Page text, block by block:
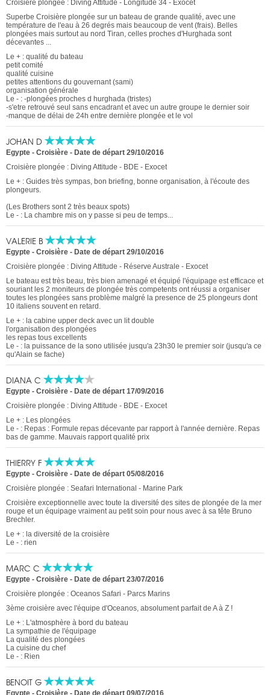
Croisière plongée : Diving Attitude - Longitude 34 - Exocet
Superbe Croisière plongée sur un bateau de grande qualité, avec une
température de l'eau à 26 degrés mais beaucoup de vent (frais). Belles
plongées mais surtout au nord Tiran, celles proches d'Hurghada sont
décevantes ...
Le + : qualité du bateau
petit comité
qualité cuisine
petites attentions du gouvernant (sami)
organisation générale
Le - : -plongées proches d hurghada (tristes)
-s'etre retrouvé seul sans encadrant et avec un autre groupe le dernier soir
-manque de délai de 24h entre dernière plongée et le vol
JOHAN D
Egypte - Croisière - Date de départ 29/10/2016
Croisière plongée : Diving Attitude - BDE - Exocet
Le + : Guides très sympas, bon briefing, bonne organisation, à l'écoute des
plongeurs.
(Les Brothers sont 2 très beaux spots)
Le - : La chambre mis on y passe si peu de temps...
VALERIE B
Egypte - Croisière - Date de départ 29/10/2016
Croisière plongée : Diving Attitude - Réserve Australe - Exocet
Le bateau est très beau, très bien amenagé et équipé l'équipage est efficace et
souriant les 2 moniteurs de plongée très competents ont réussi a organiser
toutes les plongées sans problème malgré la presence de 25 plongeurs dont
10 italiens souvent en retard.
Le + : la cabine upper deck avec un lit double
l'organisation des plongées
les repas tous excellents
Le - : la puissance de la sono utilisée jusqu'a 23h30 le premier soir (jusqu'a ce
qu'Alain se fache)
DIANA C
Egypte - Croisière - Date de départ 17/09/2016
Croisière plongée : Diving Attitude - BDE - Exocet
Le + : Les plongées
Le - : Repas : Formule repas décevante par rapport à l'année dernière. Repas
bas de gamme. Mauvais rapport qualité prix
THIERRY F
Egypte - Croisière - Date de départ 05/08/2016
Croisière plongée : Seafari International - Marine Park
Croisière exceptionnelle avec toute la diversité des sites de plongée de la mer
rouge et un équipage vraiment au petit soin pour nous avec à sa tête Bruno
Brechler.
Le + : la diversité de la croisière
Le - : rien
MARC C
Egypte - Croisière - Date de départ 23/07/2016
Croisière plongée : Oceanos Safari - Parcs Marins
3ème croisière avec l'équipe d'Oceanos, absolument parfait de A à Z !
Le + : L'atmosphère à bord du bateau
La sympathie de l'équipage
La qualité des plongées
La cuisine du chef
Le - : Rien
BENOIT G
Egypte - Croisière - Date de départ 09/07/2016